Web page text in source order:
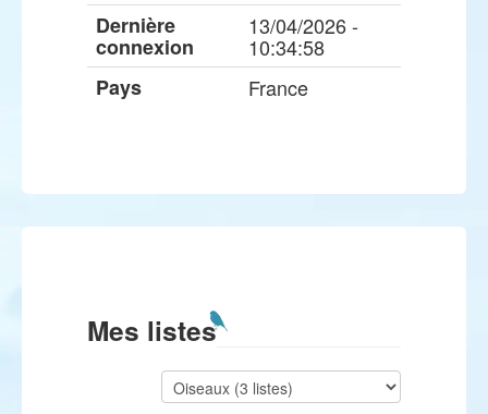
Dernière
connexion
13/04/2026 -
10:34:58
Pays
France
Mes listes